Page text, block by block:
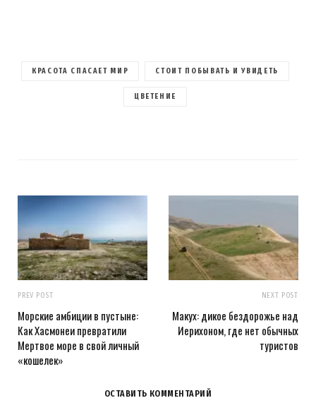
КРАСОТА СПАСАЕТ МИР СТОИТ ПОБЫВАТЬ И УВИДЕТЬ
ЦВЕТЕНИЕ
PREV POST
Морские амбиции в пустыне:
Как Хасмонеи превратили
Мертвое море в свой личный
«кошелек»
NEXT POST
Макух: дикое бездорожье над
Иерихоном, где нет обычных
туристов
ОСТАВИТЬ КОММЕНТАРИЙ